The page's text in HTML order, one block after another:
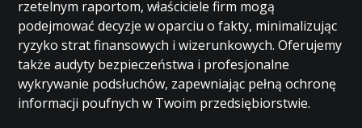
rzetelnym raportom, właściciele firm mogą
podejmować decyzje w oparciu o fakty, minimalizując
ryzyko strat finansowych i wizerunkowych. Oferujemy
także audyty bezpieczeństwa i profesjonalne
wykrywanie podsłuchów, zapewniając pełną ochronę
informacji poufnych w Twoim przedsiębiorstwie.